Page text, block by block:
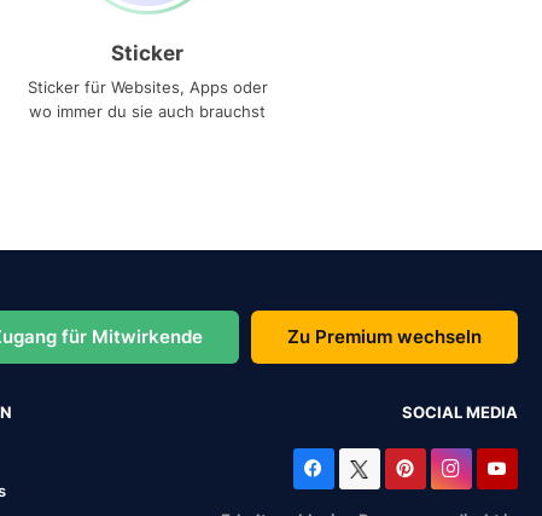
Sticker
Sticker für Websites, Apps oder
wo immer du sie auch brauchst
für Mitwirkende Zu Premium wechseln
SOCIAL MEDIA